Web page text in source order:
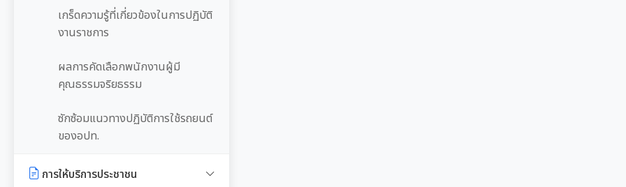
เกร็ดความรู้ที่เกี่ยวข้องในการปฏิบัติ
งานราชการ
ผลการคัดเลือกพนักงานผู้มี
คุณธรรมจริยธรรม
ซักซ้อมแนวทางปฏิบัติการใช้รถยนต์
ของอปท.
การให้บริการประชาชน